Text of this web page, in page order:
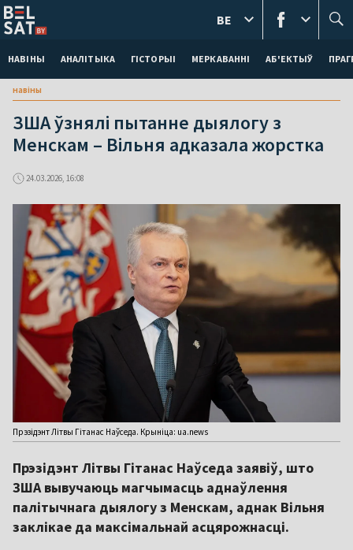
НАВІНЫ АНАЛІТЫКА ГІСТОРЫІ МЕРКАВАННI АБ'ЕКТЫЎ
BE
навіны
ЗША ўзнялі пытанне дыялогу з
Менскам – Вільня адказала жорстка
24.03.2026, 16:08
Прэзідэнт Літвы Гітанас Наўседа. Крыніца: ua.news
Прэзідэнт Літвы Гітанас Наўседа заявіў, што
ЗША вывучаюць магчымасць аднаўлення
палітычнага дыялогу з Менскам, аднак Вільня
заклікае да максімальнай асцярожнасці.